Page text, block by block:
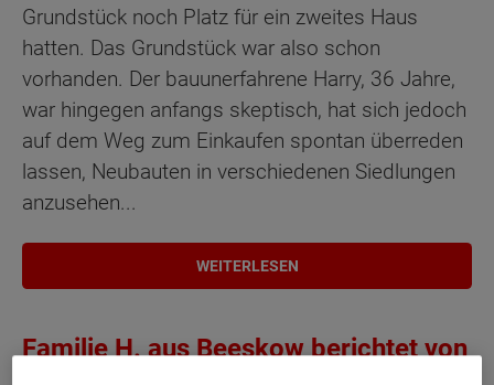
Grundstück noch Platz für ein zweites Haus
hatten. Das Grundstück war also schon
vorhanden. Der bauunerfahrene Harry, 36 Jahre,
war hingegen anfangs skeptisch, hat sich jedoch
auf dem Weg zum Einkaufen spontan überreden
lassen, Neubauten in verschiedenen Siedlungen
anzusehen...
WEITERLESEN
Familie H. aus Beeskow berichtet von